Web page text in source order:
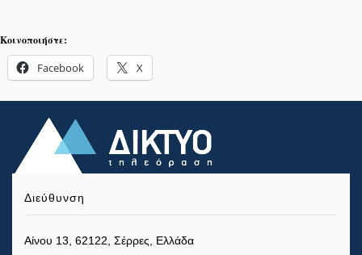
Κοινοποιήστε:
Facebook X
Διεύθυνση
Αίνου 13, 62122, Σέρρες, Ελλάδα